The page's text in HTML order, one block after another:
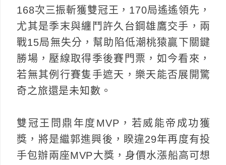
168次三振斬獲雙冠王，170局遙遙領先，
尤其是季末與纏鬥許久台鋼雄鷹交手，兩
戰15局無失分，幫助陷低潮桃猿贏下關鍵
勝場，壓線取得季後賽門票，如今看來，
若無其例行賽隻手遮天，樂天能否展開驚
奇之旅還是未知數。
雙冠王問鼎年度MVP，若威能帝成功獲
獎，將是繼郭進興後，睽違29年再度有投
手包辦兩座MVP大獎，身價水漲船高可想